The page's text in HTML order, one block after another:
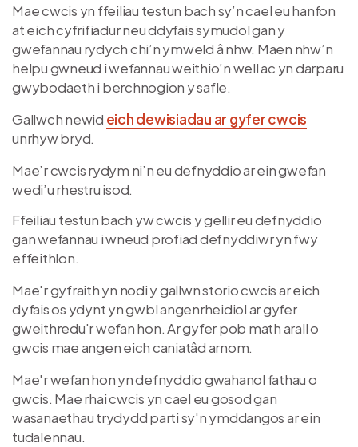
Mae cwcis yn ffeiliau testun bach sy’n cael eu hanfon
at eich cyfrifiadur neu ddyfais symudol gan y
gwefannau rydych chi’n ymweld â nhw. Maen nhw’n
helpu gwneud i wefannau weithio’n well ac yn darparu
gwybodaeth i berchnogion y safle.
Gallwch newid eich dewisiadau ar gyfer cwcis
unrhyw bryd.
Mae’r cwcis rydym ni’n eu defnyddio ar ein gwefan
wedi’u rhestru isod.
Ffeiliau testun bach yw cwcis y gellir eu defnyddio
gan wefannau i wneud profiad defnyddiwr yn fwy
effeithlon.
Mae'r gyfraith yn nodi y gallwn storio cwcis ar eich
dyfais os ydynt yn gwbl angenrheidiol ar gyfer
gweithredu'r wefan hon. Ar gyfer pob math arall o
gwcis mae angen eich caniatâd arnom.
Mae'r wefan hon yn defnyddio gwahanol fathau o
gwcis. Mae rhai cwcis yn cael eu gosod gan
wasanaethau trydydd parti sy'n ymddangos ar ein
tudalennau.